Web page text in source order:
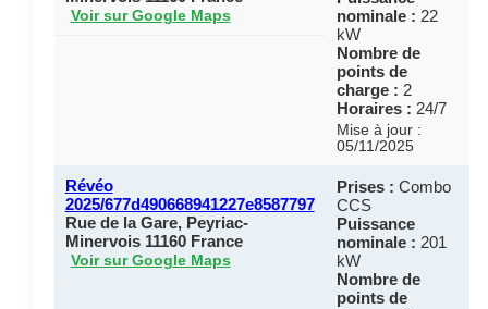
Voir sur Google Maps
nominale : 22
kW
Nombre de
points de
charge : 2
Horaires : 24/7
Mise à jour :
05/11/2025
Révéo
2025/677d490668941227e8587797
Rue de la Gare, Peyriac-
Minervois 11160 France
Voir sur Google Maps
Prises : Combo
CCS
Puissance
nominale : 201
kW
Nombre de
points de